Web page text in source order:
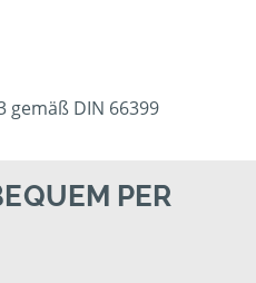
gemäß DIN 66399
PER